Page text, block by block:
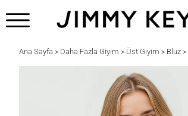
Ana Sayfa > Daha Fazla Giyim > Üst Giyim > Bluz >